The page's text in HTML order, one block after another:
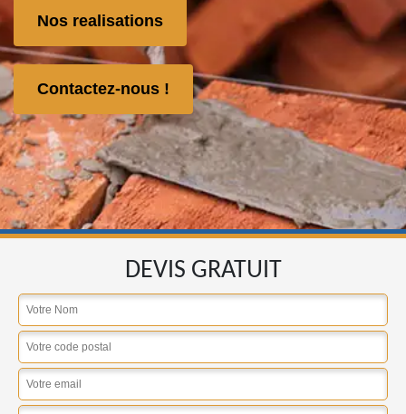
Nos realisations
Contactez-nous !
DEVIS GRATUIT